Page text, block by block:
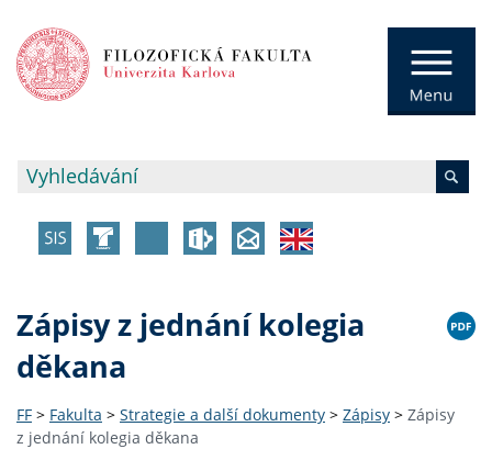
Zápisy z jednání kolegia
děkana
FF > Fakulta > Strategie a další dokumenty > Zápisy > Zápisy
z jednání kolegia děkana